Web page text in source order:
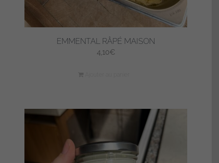
EMMENTAL RÂPÉ MAISON
4,10€